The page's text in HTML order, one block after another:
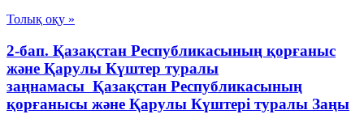
Толық оқу »
2-бап. Қазақстан Республикасының қорғаныс
және Қарулы Күштер туралы
заңнамасы Қазақстан Республикасының
қорғанысы және Қарулы Күштері туралы Заңы